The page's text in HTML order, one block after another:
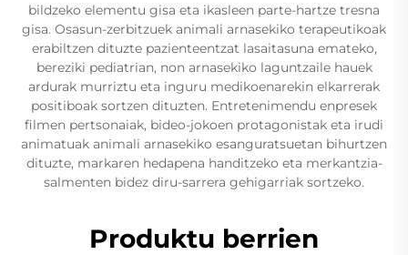
bildzeko elementu gisa eta ikasleen parte-hartze tresna
gisa. Osasun-zerbitzuek animali arnasekiko terapeutikoak
erabiltzen dituzte pazienteentzat lasaitasuna emateko,
bereziki pediatrian, non arnasekiko laguntzaile hauek
ardurak murriztu eta inguru medikoenarekin elkarrerak
positiboak sortzen dituzten. Entretenimendu enpresek
filmen pertsonaiak, bideo-jokoen protagonistak eta irudi
animatuak animali arnasekiko esanguratsuetan bihurtzen
dituzte, markaren hedapena handitzeko eta merkantzia-
salmenten bidez diru-sarrera gehigarriak sortzeko.
Produktu berrien